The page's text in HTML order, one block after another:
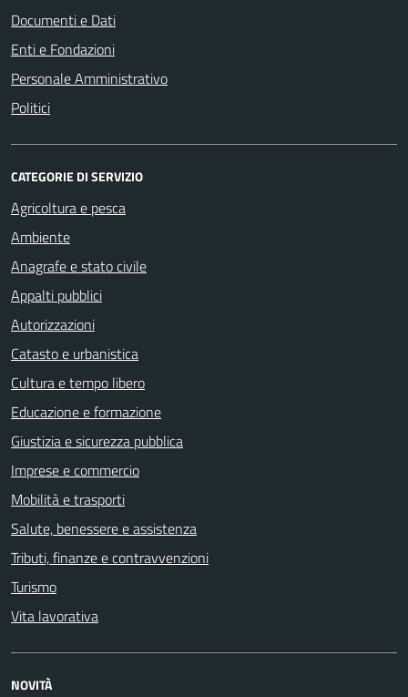
Documenti e Dati
Enti e Fondazioni
Personale Amministrativo
Politici
CATEGORIE DI SERVIZIO
Agricoltura e pesca
Ambiente
Anagrafe e stato civile
Appalti pubblici
Autorizzazioni
Catasto e urbanistica
Cultura e tempo libero
Educazione e formazione
Giustizia e sicurezza pubblica
Imprese e commercio
Mobilità e trasporti
Salute, benessere e assistenza
Tributi, finanze e contravvenzioni
Turismo
Vita lavorativa
NOVITÀ